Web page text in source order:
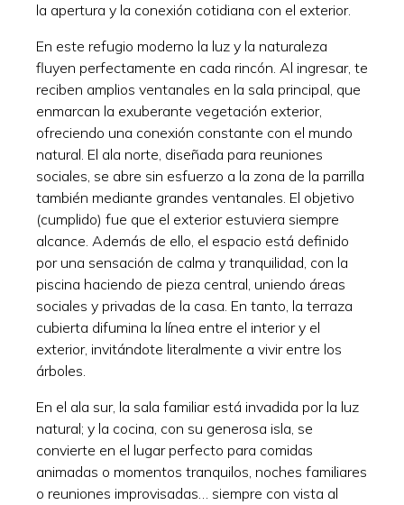
la apertura y la conexión cotidiana con el exterior.
En este refugio moderno la luz y la naturaleza
fluyen perfectamente en cada rincón. Al ingresar, te
reciben amplios ventanales en la sala principal, que
enmarcan la exuberante vegetación exterior,
ofreciendo una conexión constante con el mundo
natural. El ala norte, diseñada para reuniones
sociales, se abre sin esfuerzo a la zona de la parrilla
también mediante grandes ventanales. El objetivo
(cumplido) fue que el exterior estuviera siempre
alcance. Además de ello, el espacio está definido
por una sensación de calma y tranquilidad, con la
piscina haciendo de pieza central, uniendo áreas
sociales y privadas de la casa. En tanto, la terraza
cubierta difumina la línea entre el interior y el
exterior, invitándote literalmente a vivir entre los
árboles.
En el ala sur, la sala familiar está invadida por la luz
natural; y la cocina, con su generosa isla, se
convierte en el lugar perfecto para comidas
animadas o momentos tranquilos, noches familiares
o reuniones improvisadas… siempre con vista al